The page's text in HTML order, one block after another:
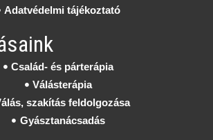
Adatvédelmi tájékoztató
Család- és párterápia
Válásterápia
szakítás feldolgozása
Gyásztanácsadás